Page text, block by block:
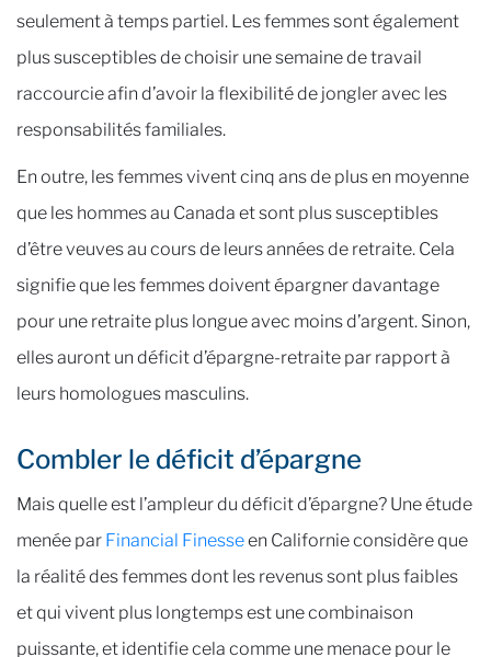
seulement à temps partiel. Les femmes sont également
plus susceptibles de choisir une semaine de travail
raccourcie afin d’avoir la flexibilité de jongler avec les
responsabilités familiales.
En outre, les femmes vivent cinq ans de plus en moyenne
que les hommes au Canada et sont plus susceptibles
d’être veuves au cours de leurs années de retraite. Cela
signifie que les femmes doivent épargner davantage
pour une retraite plus longue avec moins d’argent. Sinon,
elles auront un déficit d’épargne-retraite par rapport à
leurs homologues masculins.
Combler le déficit d’épargne
Mais quelle est l’ampleur du déficit d’épargne? Une étude
menée par Financial Finesseen Californie considère que
la réalité des femmes dont les revenus sont plus faibles
et qui vivent plus longtemps est une combinaison
puissante, et identifie cela comme une menace pour le